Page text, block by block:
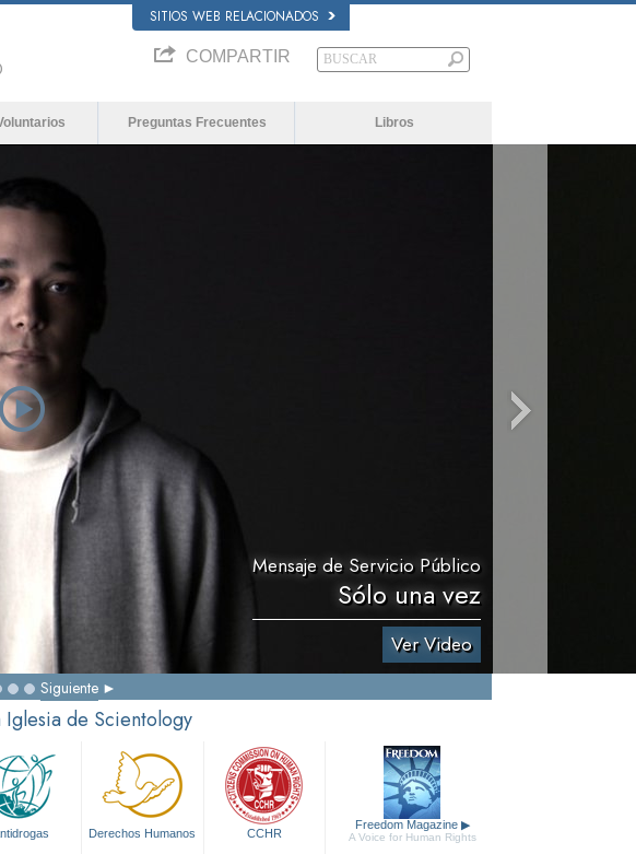
SITIOS WEB RELACIONADOS
COMPARTIR
Preguntas Frecuentes Libros
Mensaje de Servicio Público
Sólo una vez
Ver Video
Siguiente
de Scientology
Derechos Humanos CCHR
Freedom Magazine ▶
A Voice for Human Rights